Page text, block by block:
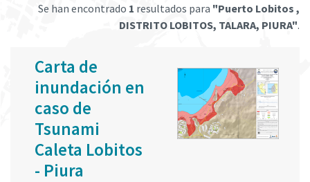
Se han encontrado 1 resultados para "Puerto Lobitos ,
DISTRITO LOBITOS, TALARA, PIURA".
Carta de
inundación en
caso de
Tsunami
Caleta Lobitos
- Piura